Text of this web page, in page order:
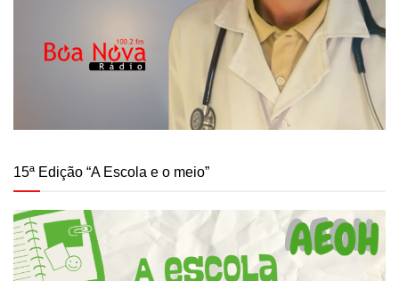
15ª Edição “A Escola e o meio”